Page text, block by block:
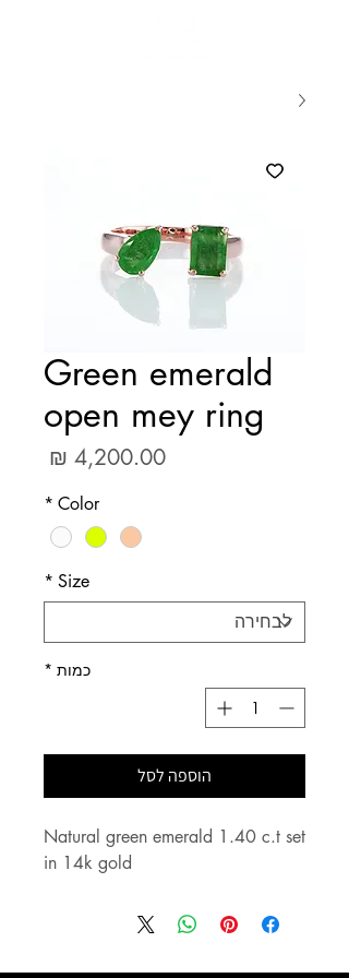
Green emerald
open mey ring
Color
*
Size
*
כמות *
הוספה לסל
Natural green emerald 1.40 c.t set
in 14k gold